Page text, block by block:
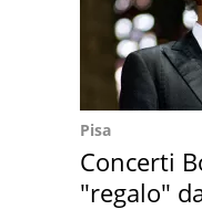
Pisa
Concerti
"regalo"